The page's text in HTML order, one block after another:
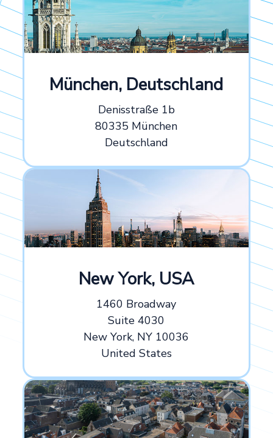
München, Deutschland
Denisstraße 1b
80335 München
Deutschland
New York, USA
1460 Broadway
Suite 4030
New York, NY 10036
United States